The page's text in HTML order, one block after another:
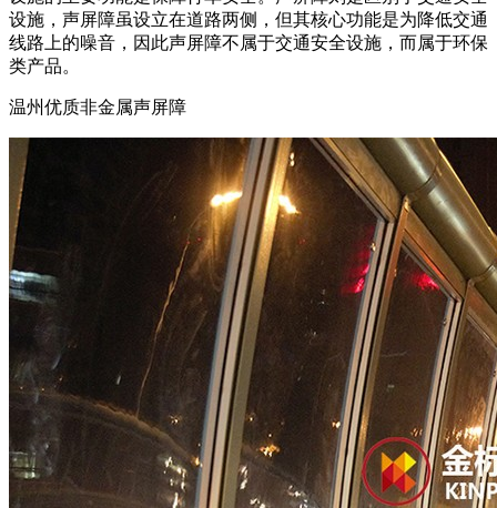
设施，声屏障虽设立在道路两侧，但其核心功能是为降低交通
线路上的噪音，因此声屏障不属于交通安全设施，而属于环保
类产品。
温州优质非金属声屏障